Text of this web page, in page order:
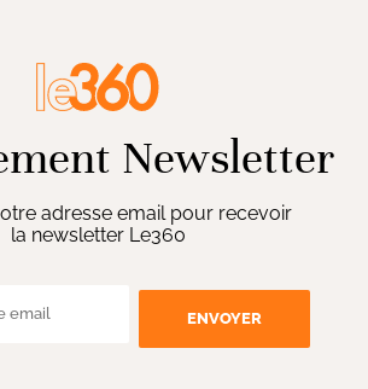
Newsletter
adresse email pour recevoir
la newsletter Le360
ENVOYER